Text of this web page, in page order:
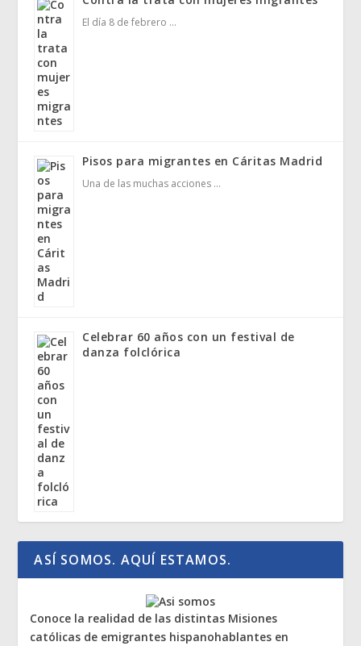
El día 8 de febrero …
Pisos para migrantes en Cáritas Madrid
Una de las muchas acciones …
Celebrar 60 años con un festival de
danza folclórica
ASÍ SOMOS. AQUÍ ESTAMOS.
Conoce la realidad de las distintas Misiones
católicas de emigrantes hispanohablantes en